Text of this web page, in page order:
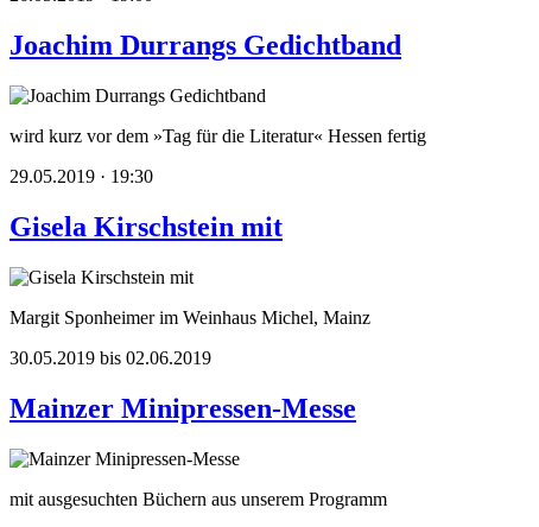
Joachim Durrangs Gedichtband
wird kurz vor dem »Tag für die Literatur« Hessen fertig
29.05.2019 · 19:30
Gisela Kirschstein mit
Margit Sponheimer im Weinhaus Michel, Mainz
30.05.2019 bis 02.06.2019
Mainzer Minipressen-Messe
mit ausgesuchten Büchern aus unserem Programm